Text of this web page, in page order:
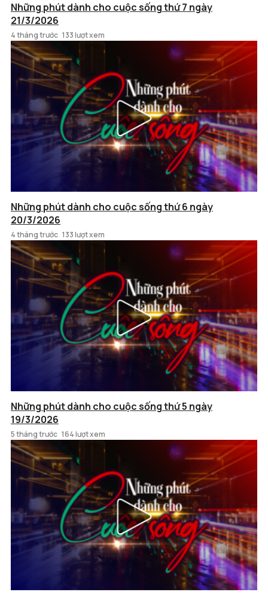
Những phút dành cho cuộc sống thứ 7 ngày
21/3/2026
4 tháng trước 133 lượt xem
Những phút dành cho cuộc sống thứ 6 ngày
20/3/2026
4 tháng trước 133 lượt xem
Những phút dành cho cuộc sống thứ 5 ngày
19/3/2026
5 tháng trước 164 lượt xem